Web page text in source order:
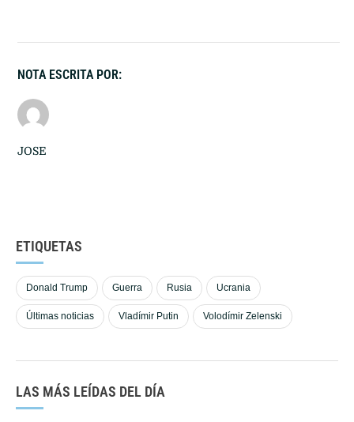
NOTA ESCRITA POR:
JOSE
ETIQUETAS
Donald Trump Guerra Rusia Ucrania
Últimas noticias Vladímir Putin Volodímir Zelenski
LAS MÁS LEÍDAS DEL DÍA